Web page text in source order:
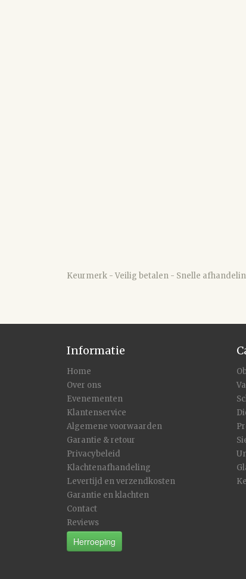
Keurmerk - Veilig betalen - Snelle
Informatie
Home
Over ons
Evenementen
Klantenservice
Algemene voorwaarden
Garantie & retour
Privacybeleid
Klachtenafhandeling
Levertijd en verzendkosten
Garantie en klachten
Contact
Reviews
Herroeping